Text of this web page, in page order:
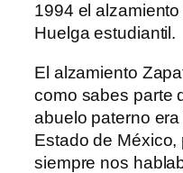
1994 el
Huelga estudiantil.
El alzamiento
como sabes parte
abuelo paterno
Estado de México,
siempre nos